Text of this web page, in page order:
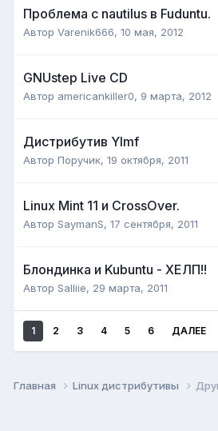
Проблема с nautilus в Fuduntu.
Автор Varenik666, 10 мая, 2012
GNUstep Live CD
Автор americankiller0, 9 марта, 2012
Дистрибутив Ylmf
Автор Поручик, 19 октября, 2011
Linux Mint 11 и CrossOver.
Автор SaymanS, 17 сентября, 2011
Блондинка и Kubuntu - ХЕЛП!!
Автор Salliie, 29 марта, 2011
1 2 3 4 5 6 ДАЛЕЕ
Главная Linux дистрибутивы